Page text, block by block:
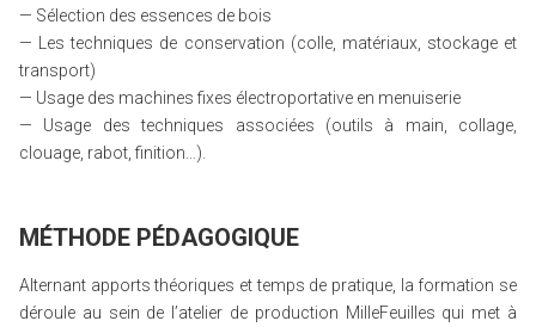
— Sélection des essences de bois
— Les techniques de conservation (colle, matériaux, stockage et
transport)
— Usage des machines fixes électroportative en menuiserie
— Usage des techniques associées (outils à main, collage,
clouage, rabot, finition…).
MÉTHODE PÉDAGOGIQUE
Alternant apports théoriques et temps de pratique, la formation se
déroule au sein de l’atelier de production MilleFeuilles qui met à